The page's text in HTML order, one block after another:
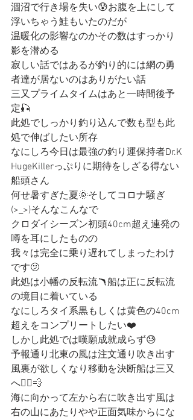
涸沼で行き場を失い😰お腹を上にして
浮いちゃう鮭もいたのだが
温暖化の影響なのかその数はすっかり
影を潜める
寂しい話ではあるが釣り的には網の勇
者達が居ないのはありがたい話
三又プライムタイムはあと一時間後予
定🎣
此処でしっかり釣り込んで数も型も此
処で伸ばしたい所存
なにしろ今日は最強の釣り運保持者Dr.K
HugeKillerっぷりに期待をしざる得ない
船頭さん
何せ暑すぎた夏🌞そしてコロナ騒ぎ
(>_>)そんなこんなで
クロダイシーズン初頭40cm超え連発の
噂を耳にしたものの
我々は完全に乗り遅れてしまったわけ
です🫤
此処は小幡の反転流🪃船は正に反転流
の境目に着いている
なにしろタイ系黒もしくは黄色の40cm
超えをコンプリートしたい❤️
しかし此処では嘆願成就成らず😓
予報通り北東の風は注文通り吹き出す
風裏が欲しくなり移動を決断船は三又
へ🚣‍♀️💨
海に向かって左から右に吹き出す風は
右の山にあたりやや正面気味からにな